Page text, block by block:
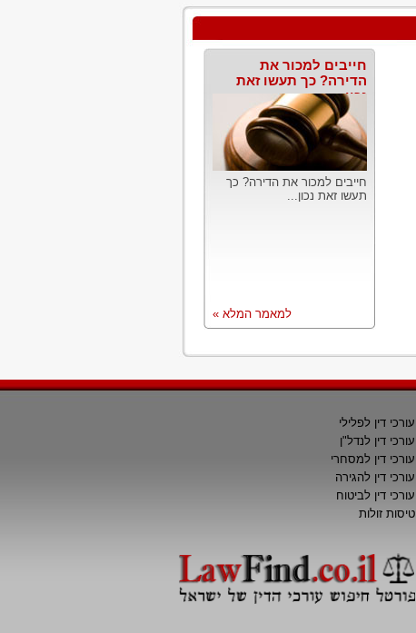
חייבים למכור את
הדירה? כך תעשו זאת
נכון
חייבים למכור את הדירה? כך
תעשו זאת נכון...
למאמר המלא »
עורכי דין לפלילי
עורכי דין לנדל"ן
עורכי דין למסחרי
עורכי דין להגירה
עורכי דין לביטוח
טיסות זולות